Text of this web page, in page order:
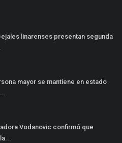
linarenses presentan segunda
mayor se mantiene en estado
Vodanovic confirmó que